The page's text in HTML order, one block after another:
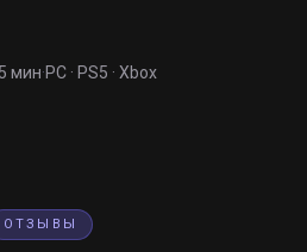
мин·PC · PS5 · Xbox
ОТЗЫВЫ